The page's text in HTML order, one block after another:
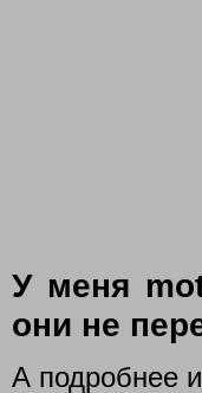
У меня
они не
А подробнее